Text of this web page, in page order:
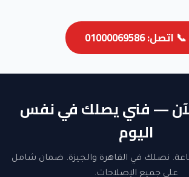
📞 اتصل: 01000069586
— فني يصلك في نفس
اليوم
عملاء 24 ساعة. نصلك في القاهرة والجيزة. ضمان شامل
على جميع الإصلاحات.